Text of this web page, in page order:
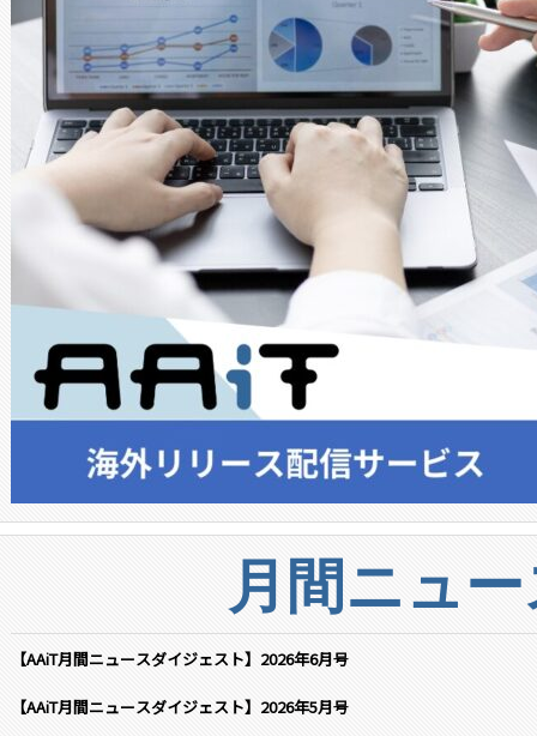
月間ニュ
【AAiT月間ニュースダイジェスト】2026年6月号
【AAiT月間ニュースダイジェスト】2026年5月号